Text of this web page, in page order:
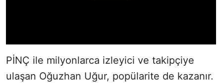
PİNÇ ile milyonlarca izleyici ve takipçiye
ulaşan Oğuzhan Uğur, popülarite de kazanır.